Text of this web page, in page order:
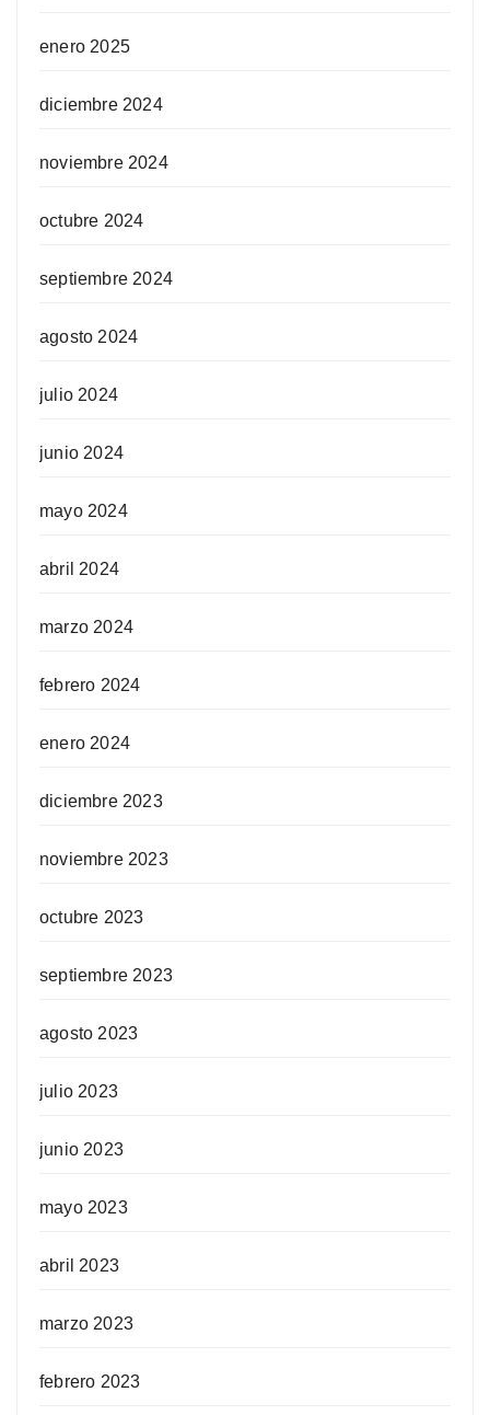
enero 2025
diciembre 2024
noviembre 2024
octubre 2024
septiembre 2024
agosto 2024
julio 2024
junio 2024
mayo 2024
abril 2024
marzo 2024
febrero 2024
enero 2024
diciembre 2023
noviembre 2023
octubre 2023
septiembre 2023
agosto 2023
julio 2023
junio 2023
mayo 2023
abril 2023
marzo 2023
febrero 2023